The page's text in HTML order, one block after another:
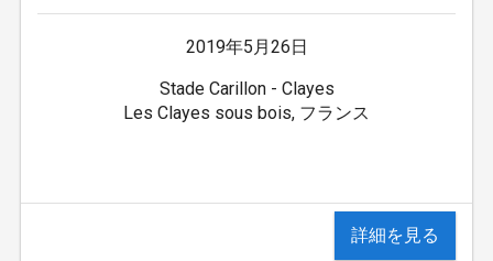
2019年5月26日
Stade Carillon - Clayes
Les Clayes sous bois, フランス
詳細を見る